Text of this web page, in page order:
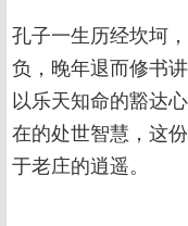
孔子一生历经坎坷
负，晚年退而修书
以乐天知命的豁达
在的处世智慧，这
于老庄的逍遥。